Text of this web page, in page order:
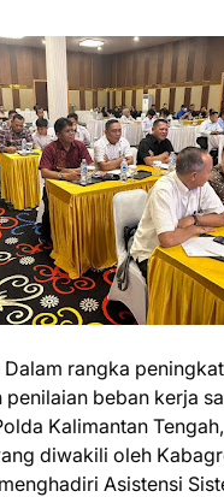
Dalam rangka
beban kerja
Kalimantan
diwakili oleh
Asistensi